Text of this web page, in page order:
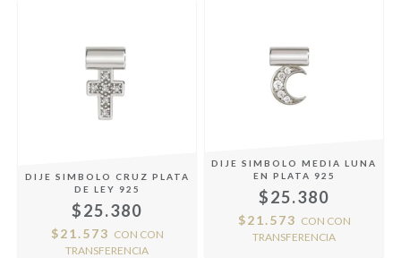
DIJE SIMBOLO CRUZ PLATA
DE LEY 925
$25.380
$21.573 CON CON
TRANSFERENCIA
DIJE SIMBOLO MEDIA LUNA
EN PLATA 925
$25.380
$21.573 CON CON
TRANSFERENCIA